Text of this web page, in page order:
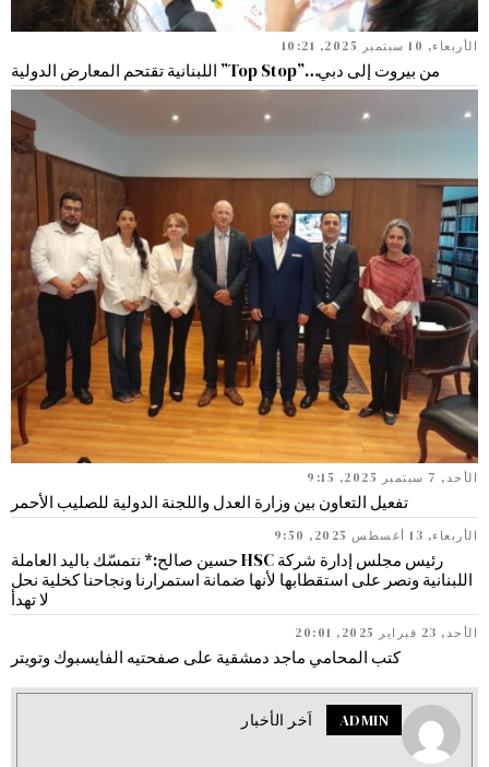
الأربعاء, 10 سبتمبر 2025, 10:21
من بيروت إلى دبي…”Top Stop” اللبنانية تقتحم المعارض الدولية
الأحد, 7 سبتمبر 2025, 9:15
تفعيل التعاون بين وزارة العدل واللجنة الدولية للصليب الأحمر
الأربعاء, 13 أغسطس 2025, 9:50
رئيس مجلس إدارة شركة HSC حسين صالح:* نتمسّك باليد العاملة
اللبنانية ونصر على استقطابها لأنها ضمانة استمرارنا ونجاحنا كخلية نحل
لا تهدأ
الأحد, 23 فبراير 2025, 20:01
كتب المحامي ماجد دمشقية على صفحتيه الفايسبوك وتويتر
ADMIN اَخر الأخبار